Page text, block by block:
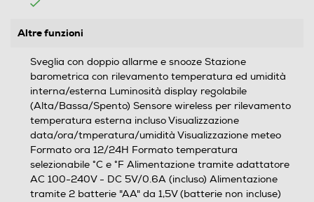
Altre funzioni
Sveglia con doppio allarme e snooze Stazione
barometrica con rilevamento temperatura ed umidità
interna/esterna Luminosità display regolabile
(Alta/Bassa/Spento) Sensore wireless per rilevamento
temperatura esterna incluso Visualizzazione
data/ora/tmperatura/umidità Visualizzazione meteo
Formato ora 12/24H Formato temperatura
selezionabile °C e °F Alimentazione tramite adattatore
AC 100-240V - DC 5V/0.6A (incluso) Alimentazione
tramite 2 batterie "AA" da 1,5V (batterie non incluse)